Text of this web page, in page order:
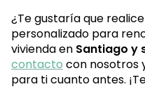
¿Te gustaría que
personalizado para
vivienda en Santiago y
contacto con nosotros
para ti cuanto antes.